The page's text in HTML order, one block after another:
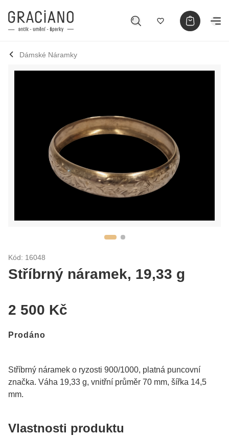
Dámské Náramky
Kód: 16048
Stříbrný náramek, 19,33 g
2 500 Kč
Prodáno
Stříbrný náramek o ryzosti 900/1000, platná puncovní
značka. Váha 19,33 g, vnitřní průměr 70 mm, šířka 14,5
mm.
Vlastnosti produktu